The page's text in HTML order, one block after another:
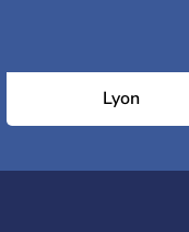
Lyon